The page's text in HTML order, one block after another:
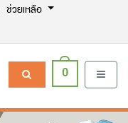
ช่วยเหลือ
0